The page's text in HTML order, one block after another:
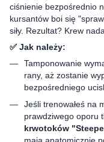
ciśnienie bezpośrednio
kursantów boi się
siły. Rezultat? Krew
✅ Jak należy:
Tamponowanie
rany, aż zostanie
bezpośredniego
Jeśli trenowałeś na
prawdziwego oporu
krwotoków